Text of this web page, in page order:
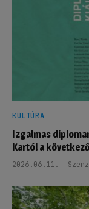
KULTÚRA
Izgalmas
Kartól a
2026.06.11.